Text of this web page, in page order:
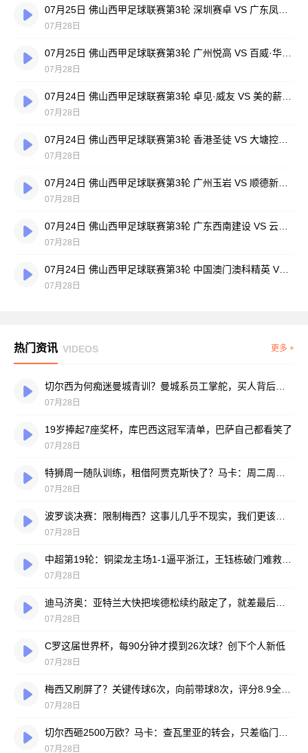
07月28日
07月28日
07月28日
07月28日
07月28日
07月28日
07月24日 佛山西甲足球联赛第3轮 中国澳门澳科精英 VS 藝品高國際 全场录像
07月28日
热门资讯 VIDEOS 更多 +
07月28日
19岁捧起7座奖杯，库巴西这冠军清单，巴萨自己都看笑了
07月28日
07月28日
07月28日
07月28日
07月28日
C罗这届世界杯，每90分钟才摸到26次球？创下个人新低
07月28日
07月28日
07月28日